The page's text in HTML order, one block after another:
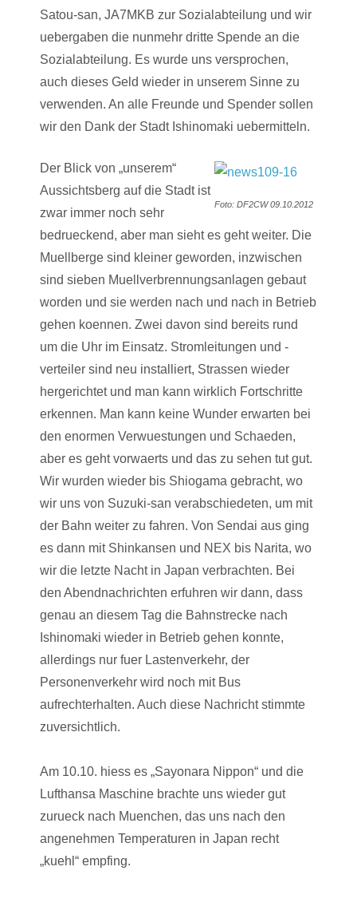
Satou-san, JA7MKB zur Sozialabteilung und wir
uebergaben die nunmehr dritte Spende an die
Sozialabteilung. Es wurde uns versprochen,
auch dieses Geld wieder in unserem Sinne zu
verwenden. An alle Freunde und Spender sollen
wir den Dank der Stadt Ishinomaki uebermitteln.
Foto: DF2CW 09.10.2012
Der Blick von „unserem“
Aussichtsberg auf die Stadt ist
zwar immer noch sehr
bedrueckend, aber man sieht es geht weiter. Die
Muellberge sind kleiner geworden, inzwischen
sind sieben Muellverbrennungsanlagen gebaut
worden und sie werden nach und nach in Betrieb
gehen koennen. Zwei davon sind bereits rund
um die Uhr im Einsatz. Stromleitungen und -
verteiler sind neu installiert, Strassen wieder
hergerichtet und man kann wirklich Fortschritte
erkennen. Man kann keine Wunder erwarten bei
den enormen Verwuestungen und Schaeden,
aber es geht vorwaerts und das zu sehen tut gut.
Wir wurden wieder bis Shiogama gebracht, wo
wir uns von Suzuki-san verabschiedeten, um mit
der Bahn weiter zu fahren. Von Sendai aus ging
es dann mit Shinkansen und NEX bis Narita, wo
wir die letzte Nacht in Japan verbrachten. Bei
den Abendnachrichten erfuhren wir dann, dass
genau an diesem Tag die Bahnstrecke nach
Ishinomaki wieder in Betrieb gehen konnte,
allerdings nur fuer Lastenverkehr, der
Personenverkehr wird noch mit Bus
aufrechterhalten. Auch diese Nachricht stimmte
zuversichtlich.
Am 10.10. hiess es „Sayonara Nippon“ und die
Lufthansa Maschine brachte uns wieder gut
zurueck nach Muenchen, das uns nach den
angenehmen Temperaturen in Japan recht
„kuehl“ empfing.